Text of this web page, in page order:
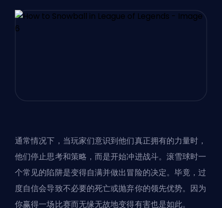
通常情况下，当玩家们意识到他们真正拥有的力量时，
他们停止思考和策略，而是开始冲进战斗。滚雪球时一
个常见的陷阱是变得自满并做出冒险的决定。毕竟，过
度自信会导致不必要的死亡或抛弃你的领先优势。因为
你赢得一场比赛而无缘无故地变得有害也是如此。